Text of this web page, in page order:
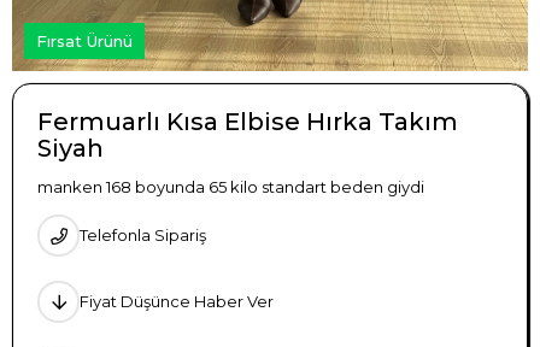
Fırsat Ürünü
Fermuarlı Kısa Elbise Hırka Takım
Siyah
manken 168 boyunda 65 kilo standart beden giydi
Telefonla Sipariş
Fiyat Düşünce Haber Ver